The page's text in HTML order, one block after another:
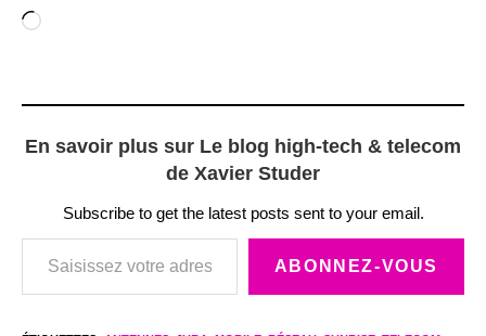
Chargement…
En savoir plus sur Le blog high-tech & telecom
de Xavier Studer
Subscribe to get the latest posts sent to your email.
Saisissez votre adresse e-mail…
ABONNEZ-VOUS